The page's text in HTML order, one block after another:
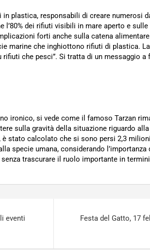
plastica, responsabili di creare numerosi
l’80% dei rifiuti visibili in mare aperto e
forti anche sulla catena
marine che inghiottono rifiuti di plastica.
che pesci”. Si tratta di un messaggio a
ironico, si vede come il famoso Tarzan
sulla gravità della situazione riguardo alla
è stato calcolato che si sono persi 2,3
specie umana, considerando l’importanza
trascurare il ruolo importante in
eventi
Festa del Gatto, 17